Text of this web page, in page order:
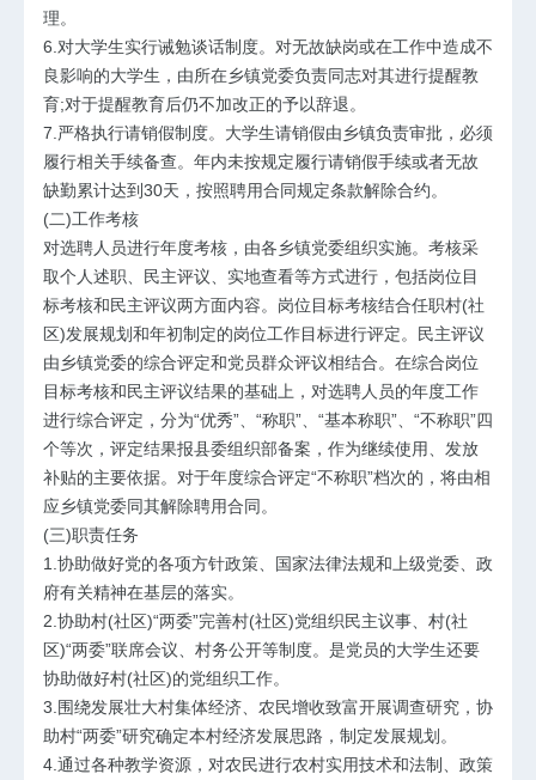
理。
6.对大学生实行诫勉谈话制度。对无故缺岗或在工作中造成不
良影响的大学生，由所在乡镇党委负责同志对其进行提醒教
育;对于提醒教育后仍不加改正的予以辞退。
7.严格执行请销假制度。大学生请销假由乡镇负责审批，必须
履行相关手续备查。年内未按规定履行请销假手续或者无故
缺勤累计达到30天，按照聘用合同规定条款解除合约。
(二)工作考核
对选聘人员进行年度考核，由各乡镇党委组织实施。考核采
取个人述职、民主评议、实地查看等方式进行，包括岗位目
标考核和民主评议两方面内容。岗位目标考核结合任职村(社
区)发展规划和年初制定的岗位工作目标进行评定。民主评议
由乡镇党委的综合评定和党员群众评议相结合。在综合岗位
目标考核和民主评议结果的基础上，对选聘人员的年度工作
进行综合评定，分为“优秀”、“称职”、“基本称职”、“不称职”四
个等次，评定结果报县委组织部备案，作为继续使用、发放
补贴的主要依据。对于年度综合评定“不称职”档次的，将由相
应乡镇党委同其解除聘用合同。
(三)职责任务
1.协助做好党的各项方针政策、国家法律法规和上级党委、政
府有关精神在基层的落实。
2.协助村(社区)“两委”完善村(社区)党组织民主议事、村(社
区)“两委”联席会议、村务公开等制度。是党员的大学生还要
协助做好村(社区)的党组织工作。
3.围绕发展壮大村集体经济、农民增收致富开展调查研究，协
助村“两委”研究确定本村经济发展思路，制定发展规划。
4.通过各种教学资源，对农民进行农村实用技术和法制、政策